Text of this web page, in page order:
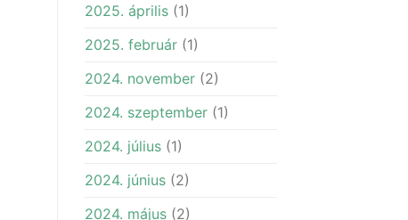
2025. április(1)
2025. február(1)
2024. november(2)
2024. szeptember(1)
2024. július(1)
2024. június(2)
2024. május(2)